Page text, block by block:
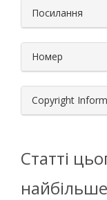
Посилання
Номер
Copyright
Статті